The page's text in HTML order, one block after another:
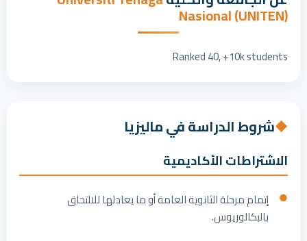
Nasional (UNITEN)
Ranked 40, +10k students
◆شروط الدراسة في ماليزيا
الاشتراطات الأكاديمية
إتمام مرحلة الثانوية العامة أو ما يعادلها للالتحاق
بالبكالوريوس.